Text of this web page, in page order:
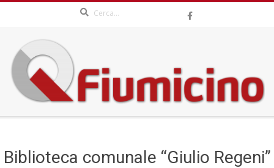
content
QFIUMICINO.COM
Menu
Biblioteca comunale “Giulio Regeni”